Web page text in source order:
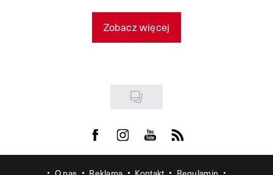
Zobacz więcej
Visit us on Facebook
Visit us on Instagram
Visit us on Youtube
Visit us on Rss
O nas Reklama Kontakt
Regulamin